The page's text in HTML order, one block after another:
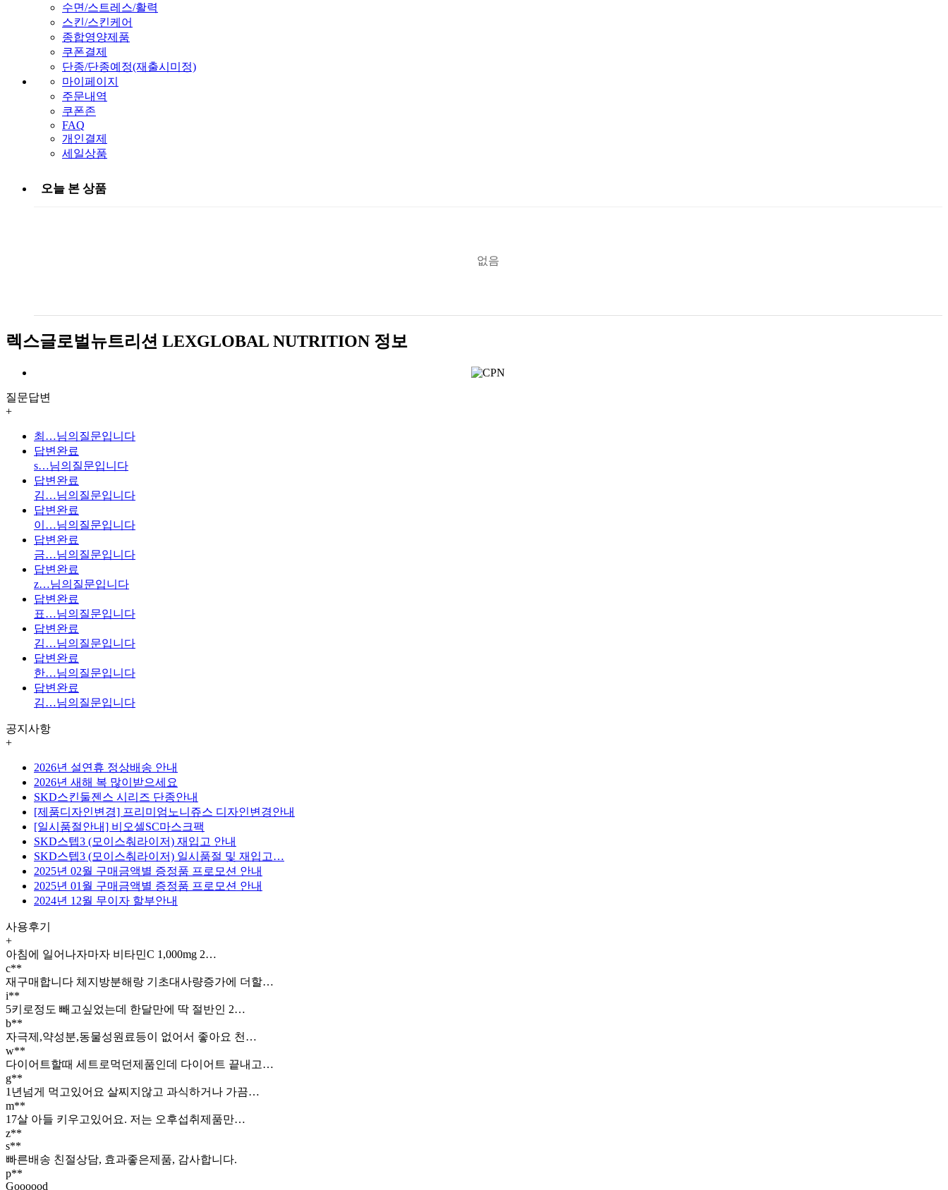
수면/스트레스/활력
스킨/스킨케어
종합영양제품
쿠폰결제
단종/단종예정(재출시미정)
마이페이지
주문내역
쿠폰존
FAQ
개인결제
세일상품
오늘 본 상품
없음
렉스글로벌뉴트리션 LEXGLOBAL NUTRITION 정보
질문답변
+
최…님의질문입니다
답변완료
s…님의질문입니다
답변완료
김…님의질문입니다
답변완료
이…님의질문입니다
답변완료
금…님의질문입니다
답변완료
z…님의질문입니다
답변완료
표…님의질문입니다
답변완료
김…님의질문입니다
답변완료
한…님의질문입니다
답변완료
김…님의질문입니다
공지사항
+
2026년 설연휴 정상배송 안내
2026년 새해 복 많이받으세요
SKD스킨둘젠스 시리즈 단종안내
[제품디자인변경] 프리미엄노니쥬스 디자인변경안내
[일시품절안내] 비오셀SC마스크팩
SKD스텝3 (모이스춰라이저) 재입고 안내
SKD스텝3 (모이스춰라이저) 일시품절 및 재입고…
2025년 02월 구매금액별 증정품 프로모션 안내
2025년 01월 구매금액별 증정품 프로모션 안내
2024년 12월 무이자 할부안내
사용후기
+
아침에 일어나자마자 비타민C 1,000mg 2…
c**
재구매합니다 체지방분해랑 기초대사량증가에 더할…
i**
5키로정도 빼고싶었는데 한달만에 딱 절반인 2…
b**
자극제,약성분,동물성원료등이 없어서 좋아요 천…
w**
다이어트할때 세트로먹던제품인데 다이어트 끝내고…
g**
1년넘게 먹고있어요 살찌지않고 과식하거나 가끔…
m**
17살 아들 키우고있어요. 저는 오후섭취제품만…
z**
s**
빠른배송 친절상담, 효과좋은제품, 감사합니다.
p**
Goooood